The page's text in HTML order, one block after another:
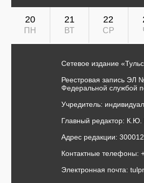
20
ПН
21
ВТ
22
СР
Сетевое издание
Реестровая запись ЭЛ
Федеральной службой
Учредитель:
Главный редактор: К.Ю.
Адрес редакции:
Контактные телефоны:
Электронная почта: